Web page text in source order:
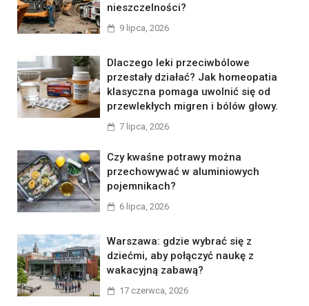
nieszczelności?
9 lipca, 2026
Dlaczego leki przeciwbólowe
przestały działać? Jak homeopatia
klasyczna pomaga uwolnić się od
przewlekłych migren i bólów głowy.
7 lipca, 2026
Czy kwaśne potrawy można
przechowywać w aluminiowych
pojemnikach?
6 lipca, 2026
Warszawa: gdzie wybrać się z
dziećmi, aby połączyć naukę z
wakacyjną zabawą?
17 czerwca, 2026